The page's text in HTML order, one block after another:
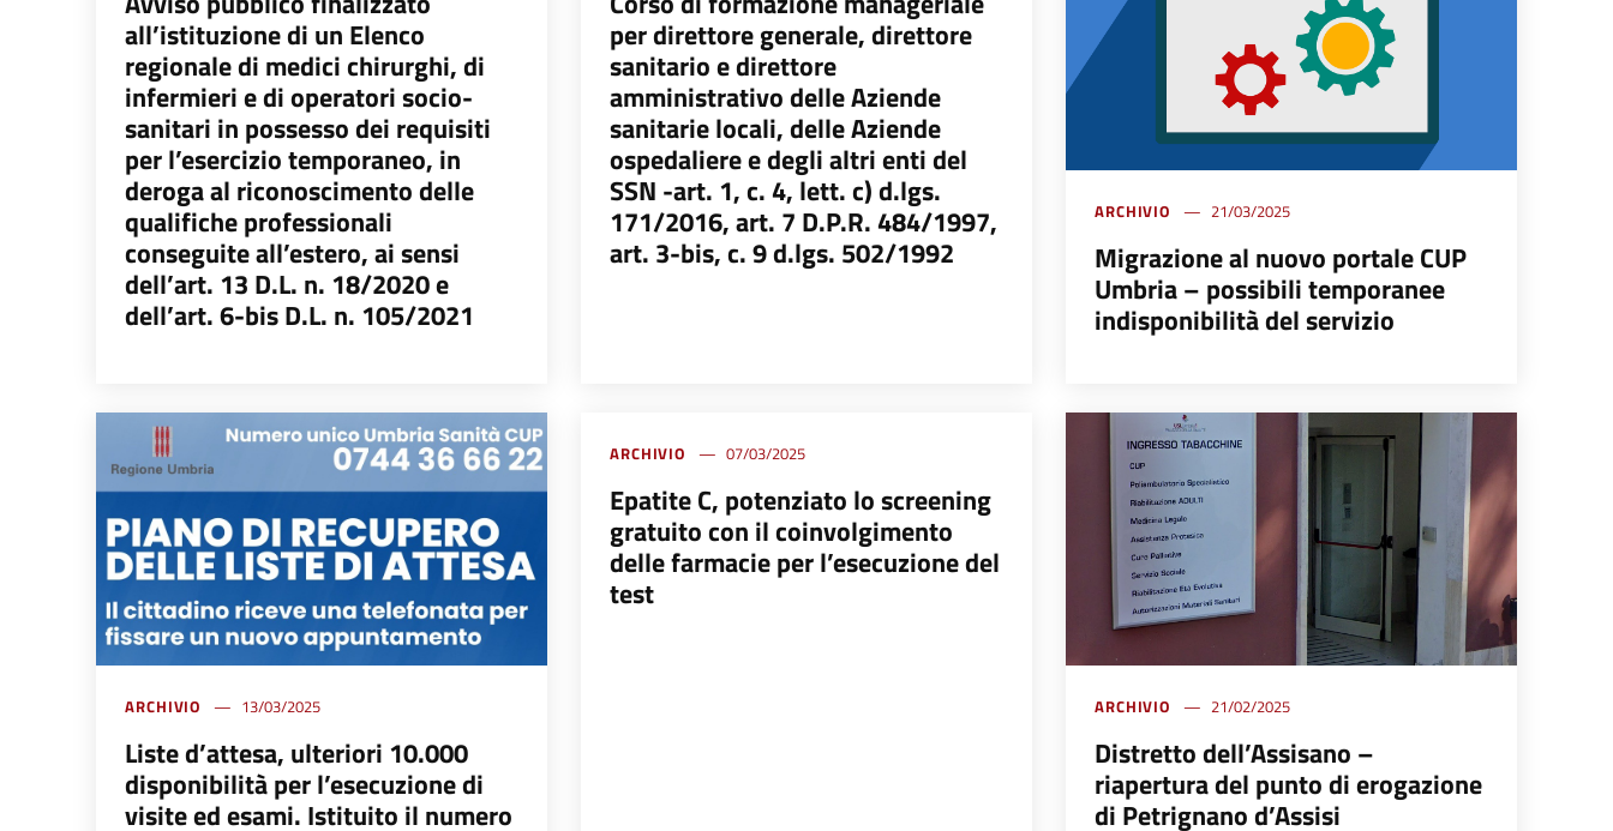
all’istituzione di un Elenco
regionale di medici chirurghi, di
infermieri e di operatori socio-
sanitari in possesso dei requisiti
per l’esercizio temporaneo, in
deroga al riconoscimento delle
qualifiche professionali
conseguite all’estero, ai sensi
dell’art. 13 D.L. n. 18/2020 e
dell’art. 6-bis D.L. n. 105/2021
per direttore generale, direttore
sanitario e direttore
amministrativo delle Aziende
sanitarie locali, delle Aziende
ospedaliere e degli altri enti del
SSN -art. 1, c. 4, lett. c) d.lgs.
171/2016, art. 7 D.P.R. 484/1997,
art. 3-bis, c. 9 d.lgs. 502/1992
ARCHIVIO 21/03/2025
Migrazione al nuovo portale CUP
Umbria – possibili temporanee
indisponibilità del servizio
ARCHIVIO 13/03/2025
Liste d’attesa, ulteriori 10.000
disponibilità per l’esecuzione di
visite ed esami. Istituito il numero
ARCHIVIO 07/03/2025
Epatite C, potenziato lo screening
gratuito con il coinvolgimento
delle farmacie per l’esecuzione del
test
ARCHIVIO 21/02/2025
Distretto dell’Assisano –
riapertura del punto di erogazione
di Petrignano d’Assisi